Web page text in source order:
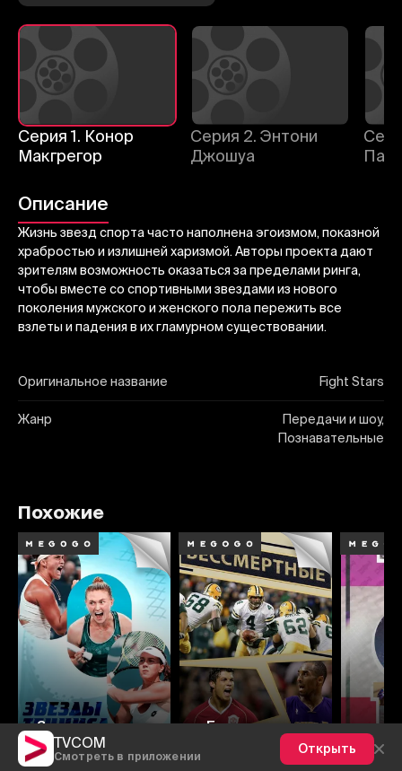
TVCOM
Смотреть в приложении
Открыть
Серия 1. Конор
Макгрегор
Серия 2. Энтони
Джошуа
Серия
Описание
Жизнь звезд спорта часто наполнена эгоизмом, показной
храбростью и излишней харизмой. Авторы проекта дают
зрителям возможность оказаться за пределами ринга,
чтобы вместе со спортивными звездами из нового
поколения мужского и женского пола пережить все
взлеты и падения в их гламурном существовании.
Оригинальное название Fight Stars
Жанр
Передачи и шоу,
Познавательные
Отправить
Похожие
Звезды тенниса Бессмертные